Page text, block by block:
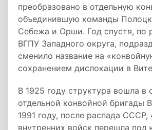
преобразовано в отдельную
объединившую команды
Себежа и Орши. Год спустя, по
ВГПУ Западного округа,
сменило название на
сохранением дислокации в
В 1925 году структура вошла в
отдельной конвойной бригады
1991 году, после распада СССР,
внутренних войск перешла